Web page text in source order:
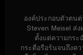
องค์ประกอบตัวตน
Steven Meisel ส่
ตั้งแต่ความกระ
กระตือรือร้นจนถึงคว